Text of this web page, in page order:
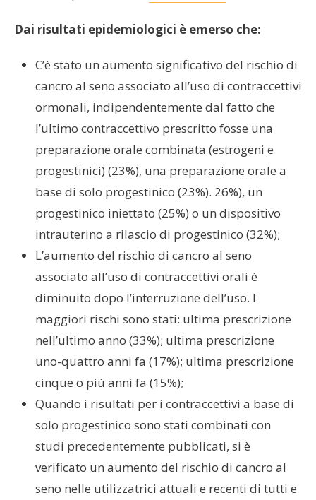
Dai risultati epidemiologici è emerso che:
C’è stato un aumento significativo del rischio di
cancro al seno associato all’uso di contraccettivi
ormonali, indipendentemente dal fatto che
l’ultimo contraccettivo prescritto fosse una
preparazione orale combinata (estrogeni e
progestinici) (23%), una preparazione orale a
base di solo progestinico (23%). 26%), un
progestinico iniettato (25%) o un dispositivo
intrauterino a rilascio di progestinico (32%);
L’aumento del rischio di cancro al seno
associato all’uso di contraccettivi orali è
diminuito dopo l’interruzione dell’uso. I
maggiori rischi sono stati: ultima prescrizione
nell’ultimo anno (33%); ultima prescrizione
uno-quattro anni fa (17%); ultima prescrizione
cinque o più anni fa (15%);
Quando i risultati per i contraccettivi a base di
solo progestinico sono stati combinati con
studi precedentemente pubblicati, si è
verificato un aumento del rischio di cancro al
seno nelle utilizzatrici attuali e recenti di tutti e